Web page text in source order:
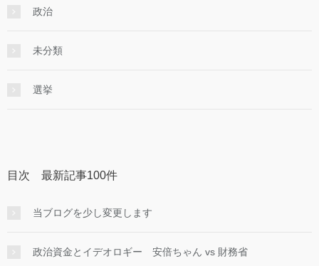
政治
未分類
選挙
目次 最新記事100件
当ブログを少し変更します
政治資金とイデオロギー 安倍ちゃん vs 財務省